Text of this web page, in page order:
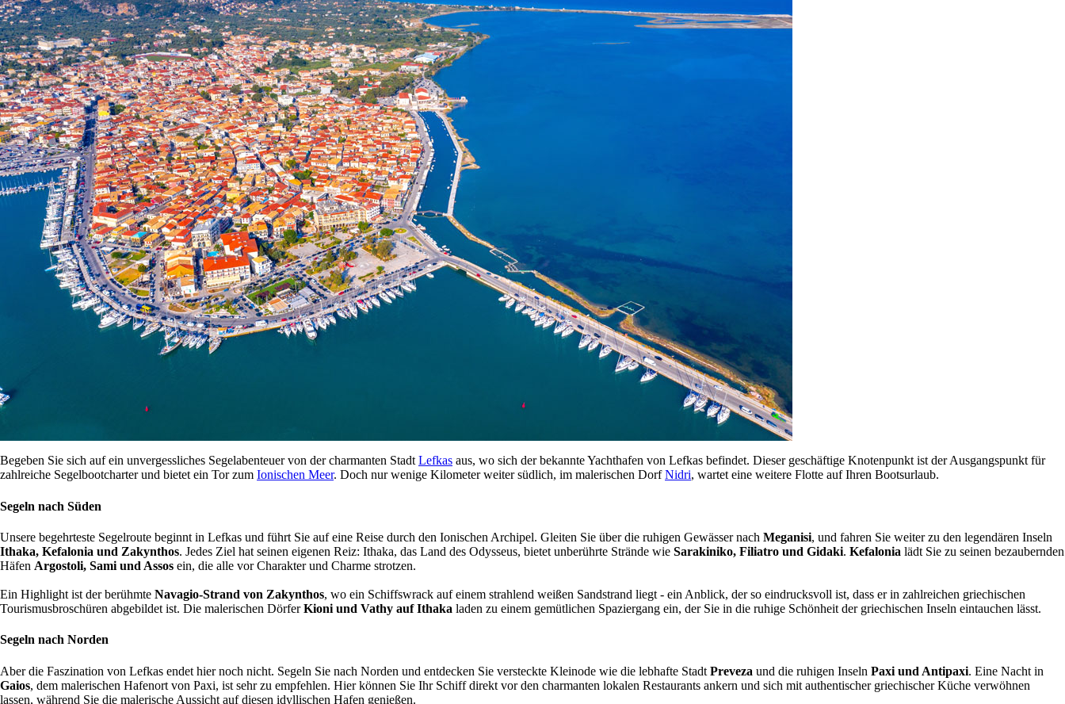
Begeben Sie sich auf ein unvergessliches Segelabenteuer von der charmanten StadtLefkas aus, wo sich der bekannte Yachthafen von Lefkas befindet. Dieser geschäftige Knotenpunkt ist der Ausgangspunkt für
zahlreiche Segelbootcharter und bietet ein Tor zum Ionischen Meer. Doch nur wenige Kilometer weiter südlich, im malerischen DorfNidri, wartet eine weitere Flotte auf Ihren Bootsurlaub.
Segeln nach Süden
Unsere begehrteste Segelroute beginnt in Lefkas und führt Sie auf eine Reise durch den Ionischen Archipel. Gleiten Sie über die ruhigen Gewässer nach Meganisi, und fahren Sie weiter zu den legendären Inseln
Ithaka, Kefalonia und Zakynthos. Jedes Ziel hat seinen eigenen Reiz: Ithaka, das Land des Odysseus, bietet unberührte Strände wie Sarakiniko, Filiatro und Gidaki. Kefalonia lädt Sie zu seinen bezaubernden
Häfen Argostoli, Sami und Assos ein, die alle vor Charakter und Charme strotzen.
Ein Highlight ist der berühmte Navagio-Strand von Zakynthos, wo ein Schiffswrack auf einem strahlend weißen Sandstrand liegt - ein Anblick, der so eindrucksvoll ist, dass er in zahlreichen griechischen
Tourismusbroschüren abgebildet ist. Die malerischen DörferKioni und Vathy auf Ithaka laden zu einem gemütlichen Spaziergang ein, der Sie in die ruhige Schönheit der griechischen Inseln eintauchen lässt.
Segeln nach Norden
Aber die Faszination von Lefkas endet hier noch nicht. Segeln Sie nach Norden und entdecken Sie versteckte Kleinode wie die lebhafte Stadt Preveza und die ruhigen Inseln Paxi und Antipaxi. Eine Nacht in
Gaios, dem malerischen Hafenort von Paxi, ist sehr zu empfehlen. Hier können Sie Ihr Schiff direkt vor den charmanten lokalen Restaurants ankern und sich mit authentischer griechischer Küche verwöhnen
lassen, während Sie die malerische Aussicht auf diesen idyllischen Hafen genießen.